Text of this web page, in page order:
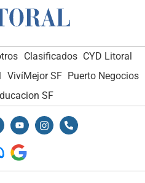
Clasificados CYD Litoral
VivíMejor SF Puerto Negocios
SF